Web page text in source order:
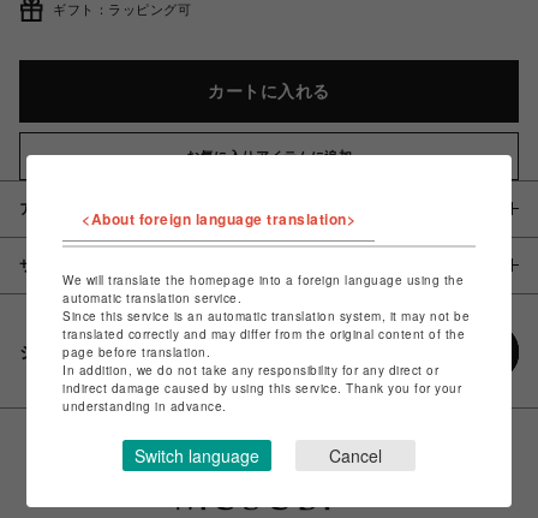
ギフト：ラッピング可
カートに入れる
お気に入りアイテムに追加
アイテム説明 / 素材
サイズ
シェアする
<About foreign language translation>
We will translate the homepage into a foreign language using the
automatic translation service.
Since this service is an automatic translation system, it may not be
translated correctly and may differ from the original content of the
page before translation.
In addition, we do not take any responsibility for any direct or
indirect damage caused by using this service. Thank you for your
understanding in advance.
Switch language Cancel